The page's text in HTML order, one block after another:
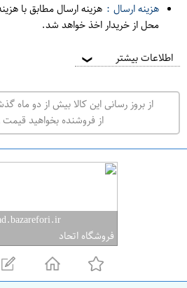
هزینه ارسال : هزینه ارسال مطابق با
محل از خریدار اخذ خواهد شد.
اطلاعات بیشتر ❯
از بروز رسانی این کالا بیش از دو ماه
از فروشنده بخواهید قیمت
فروشگاه اتحاد